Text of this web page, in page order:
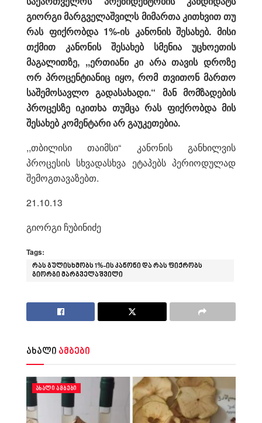
გიორგი მარგველაშვილს მიმართა კითხვით თუ
რას ფიქრობდა 1%-ის კანონის შესახებ. მისი
თქმით კანონის შესახებ სმენია უცხოეთის
მაგალითზე, ,,ერთიანი კი არა თავის დროზე
ორ პროცენტიანიც იყო, რომ თვითონ მართო
საშემოსავლო გადასახადი.“ მან მომზადების
პროცესზე იკითხა თუმცა რას ფიქრობდა მის
შესახებ კომენტარი არ გაუკეთებია.
,,თბილისი თაიმსი“ კანონის განხილვის
პროცესის სხვადასხვა ეტაპებს პერიოდულად
შემოგთავაზებთ.
21.10.13
გიორგი ჩუბინიძე
Tags:
რას გულისხმობს 1%-ის კანონი და რას ფიქრობს
გიორგი მარგველაშვილი
ახალი ამბები
ᲐᲮᲐᲚᲘ ᲐᲛᲑᲔᲑᲘ